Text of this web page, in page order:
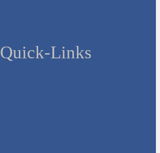
Quick-Links